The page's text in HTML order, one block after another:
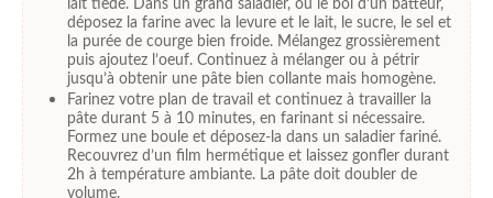
lait tiède. Dans un grand saladier, ou le bol d’un batteur,
déposez la farine avec la levure et le lait, le sucre, le sel et
la purée de courge bien froide. Mélangez grossièrement
puis ajoutez l’oeuf. Continuez à mélanger ou à pétrir
jusqu’à obtenir une pâte bien collante mais homogène.
Farinez votre plan de travail et continuez à travailler la
pâte durant 5 à 10 minutes, en farinant si nécessaire.
Formez une boule et déposez-la dans un saladier fariné.
Recouvrez d’un film hermétique et laissez gonfler durant
2h à température ambiante. La pâte doit doubler de
volume.